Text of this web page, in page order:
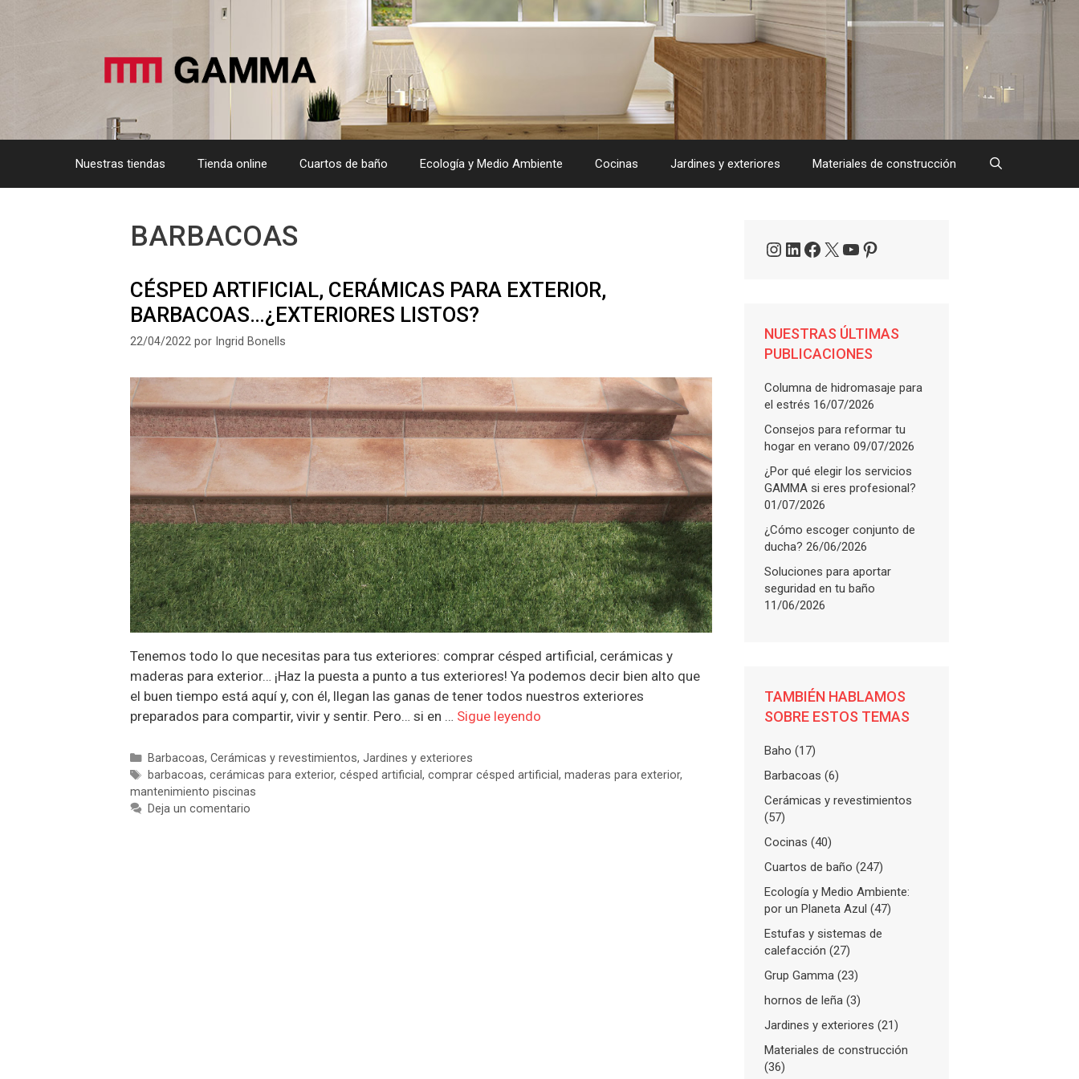
Nuestras tiendas Tienda online Cuartos de baño Ecología y Medio Ambiente Cocinas Jardines y exteriores Materiales de construcción
BARBACOAS
CÉSPED ARTIFICIAL, CERÁMICAS PARA EXTERIOR,
BARBACOAS…¿EXTERIORES LISTOS?
22/04/2022 por Ingrid Bonells
Tenemos todo lo que necesitas para tus exteriores: comprar césped artificial, cerámicas y
maderas para exterior… ¡Haz la puesta a punto a tus exteriores! Ya podemos decir bien alto que
el buen tiempo está aquí y, con él, llegan las ganas de tener todos nuestros exteriores
preparados para compartir, vivir y sentir. Pero… si en … Sigue leyendo
Categorías
Barbacoas, Cerámicas y revestimientos, Jardines y exteriores
Etiquetas
barbacoas, cerámicas para exterior, césped artificial, comprar césped artificial, maderas para exterior,
mantenimiento piscinas
Deja un comentario
Instagram
LinkedIn
Facebook
X YouTube
Pinterest
NUESTRAS ÚLTIMAS
PUBLICACIONES
Columna de hidromasaje para
el estrés 16/07/2026
Consejos para reformar tu
hogar en verano 09/07/2026
¿Por qué elegir los servicios
GAMMA si eres profesional?
01/07/2026
¿Cómo escoger conjunto de
ducha? 26/06/2026
Soluciones para aportar
seguridad en tu baño
11/06/2026
TAMBIÉN HABLAMOS
SOBRE ESTOS TEMAS
Baho (17)
Barbacoas (6)
Cerámicas y revestimientos
(57)
Cocinas (40)
Cuartos de baño (247)
Ecología y Medio Ambiente:
por un Planeta Azul (47)
Estufas y sistemas de
calefacción (27)
Grup Gamma (23)
hornos de leña (3)
Jardines y exteriores (21)
Materiales de construcción
(36)